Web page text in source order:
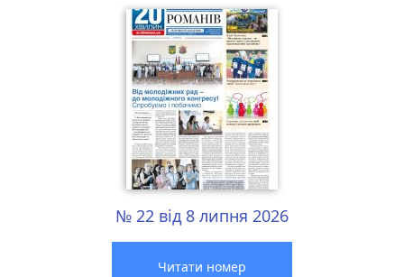
№ 22 від 8 липня 2026
Читати номер